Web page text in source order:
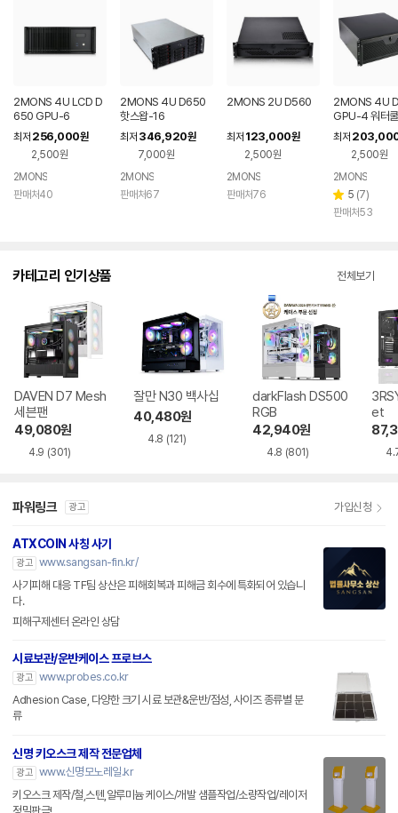
2MONS 4U LCD D
650 GPU-6
최저 256,000원
2,500원
2MONS
판매처40
2MONS 4U D650
핫스왑-16
최저 346,920원
7,000원
2MONS
판매처67
2MONS 2U D560
최저 123,000원
2,500원
2MONS
판매처76
2MONS 4U
GPU-4 워터쿨
최저
2,500원
2MONS
별
점
5 리
뷰
(7)
판매처53
카테고리 인기상품 전체보기
DAVEN D7 Mesh
세븐팬
49,080원
4.9 (301)
잘만 N30 백사십
40,480원
4.8 (121)
darkFlash DS500
RGB
42,940원
4.8 (801)
et
파워링크 광고 가입신청
ATXCOIN 사칭 사기
광고 www.sangsan-fin.kr/
사기피해 대응 TF팀 상산은 피해회복과 피해금 회수에 특화되어 있습니
다.
피해구제센터 온라인 상담
시료보관/운반케이스 프로브스
광고 www.probes.co.kr
Adhesion Case, 다양한 크기 시료 보관&운반/점성, 사이즈 종류별 분
류
신명 키오스크 제작 전문업체
광고 www.신명모노레일.kr
키오스크 제작/철,스텐,알루미늄 케이스/개발 샘플작업/소량작업/레이저